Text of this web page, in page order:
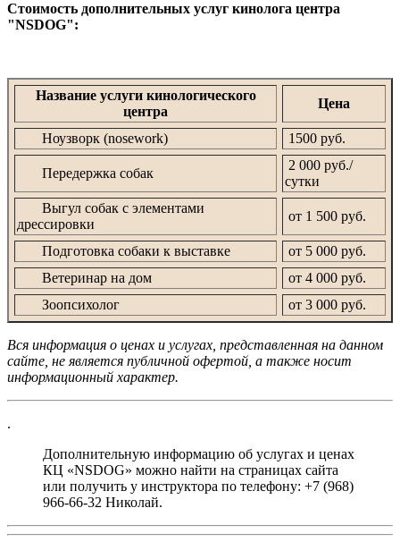
Стоимость дополнительных услуг кинолога центра
"NSDOG":
Название услуги кинологического
центра
Цена
Ноузворк (nosework) 1500 руб.
Передержка собак
2 000 руб./
сутки
Выгул собак с элементами
дрессировки
от 1 500 руб.
Подготовка собаки к выставке
от 5 000 руб.
Ветеринар на дом
от 4 000 руб.
Зоопсихолог
от 3 000 руб.
Вся информация о ценах и услугах, представленная на данном
сайте, не является публичной офертой, а также носит
информационный характер.
.
Дополнительную информацию об услугах и ценах
КЦ «NSDOG» можно найти на страницах сайта
или получить у инструктора по телефону: +7 (968)
966-66-32 Николай.